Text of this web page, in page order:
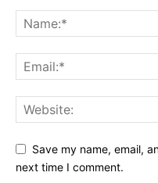
Save my name, email,
next time I comment.